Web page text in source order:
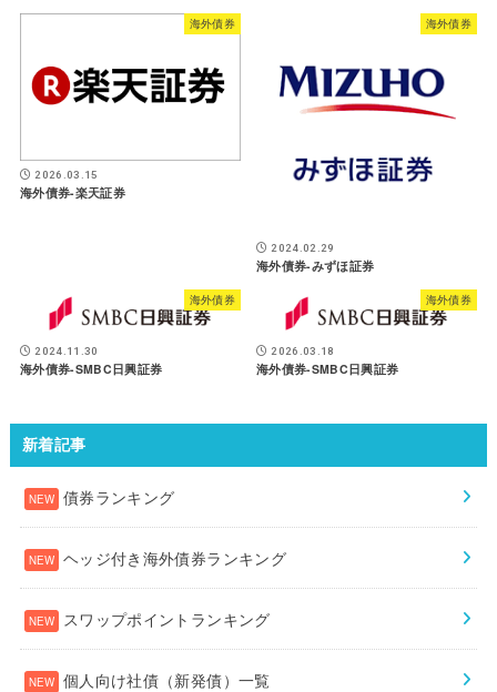
海外債券
2026.03.15
海外債券-楽天証券
海外債券
2024.02.29
海外債券-みずほ証券
海外債券
2024.11.30
海外債券-SMBC日興証券
海外債券
2026.03.18
海外債券-SMBC日興証券
新着記事
債券ランキング
ヘッジ付き海外債券ランキング
スワップポイントランキング
個人向け社債（新発債）一覧